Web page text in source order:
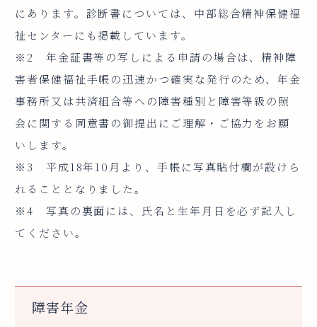
にあります。診断書については、中部総合精神保健福
祉センターにも掲載しています。
※2 年金証書等の写しによる申請の場合は、精神障
害者保健福祉手帳の迅速かつ確実な発行のため、年金
事務所又は共済組合等への障害種別と障害等級の照
会に関する同意書の御提出にご理解・ご協力をお願
いします。
※3 平成18年10月より、手帳に写真貼付欄が設けら
れることとなりました。
※4 写真の裏面には、氏名と生年月日を必ず記入し
てください。
障害年金